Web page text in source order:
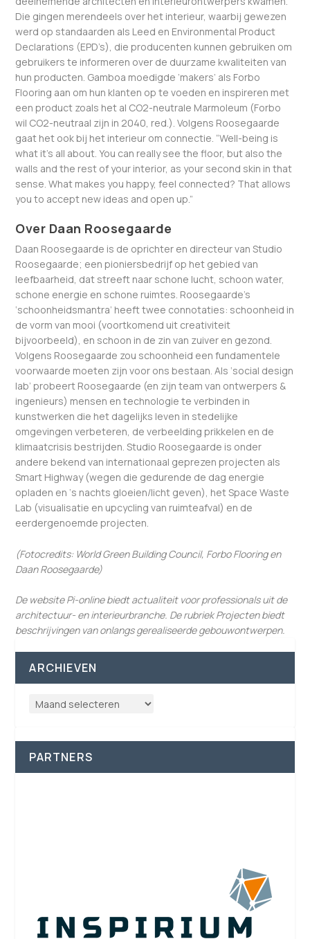
Die gingen merendeels over het interieur, waarbij gewezen
werd op standaarden als Leed en Environmental Product
Declarations (EPD’s), die producenten kunnen gebruiken om
gebruikers te informeren over de duurzame kwaliteiten van
hun producten. Gamboa moedigde ‘makers’ als Forbo
Flooring aan om hun klanten op te voeden en inspireren met
een product zoals het al CO2-neutrale Marmoleum (Forbo
wil CO2-neutraal zijn in 2040, red.). Volgens Roosegaarde
gaat het ook bij het interieur om connectie. “Well-being is
what it’s all about. You can really see the floor, but also the
walls and the rest of your interior, as your second skin in that
sense. What makes you happy, feel connected? That allows
you to accept new ideas and open up.”
Over Daan Roosegaarde
Daan Roosegaarde is de oprichter en directeur van Studio
Roosegaarde; een pioniersbedrijf op het gebied van
leefbaarheid, dat streeft naar schone lucht, schoon water,
schone energie en schone ruimtes. Roosegaarde’s
‘schoonheidsmantra’ heeft twee connotaties: schoonheid in
de vorm van mooi (voortkomend uit creativiteit
bijvoorbeeld), en schoon in de zin van zuiver en gezond.
Volgens Roosegaarde zou schoonheid een fundamentele
voorwaarde moeten zijn voor ons bestaan. Als ‘social design
lab’ probeert Roosegaarde (en zijn team van ontwerpers &
ingenieurs) mensen en technologie te verbinden in
kunstwerken die het dagelijks leven in stedelijke
omgevingen verbeteren, de verbeelding prikkelen en de
klimaatcrisis bestrijden. Studio Roosegaarde is onder
andere bekend van internationaal geprezen projecten als
Smart Highway (wegen die gedurende de dag energie
opladen en ‘s nachts gloeien/licht geven), het Space Waste
Lab (visualisatie en upcycling van ruimteafval) en de
eerdergenoemde projecten.
(Fotocredits: World Green Building Council, Forbo Flooring en
Daan Roosegaarde)
De website Pi-online biedt actualiteit voor professionals uit de
architectuur- en interieurbranche. De rubriek Projecten biedt
beschrijvingen van onlangs gerealiseerde gebouwontwerpen.
ARCHIEVEN
PARTNERS